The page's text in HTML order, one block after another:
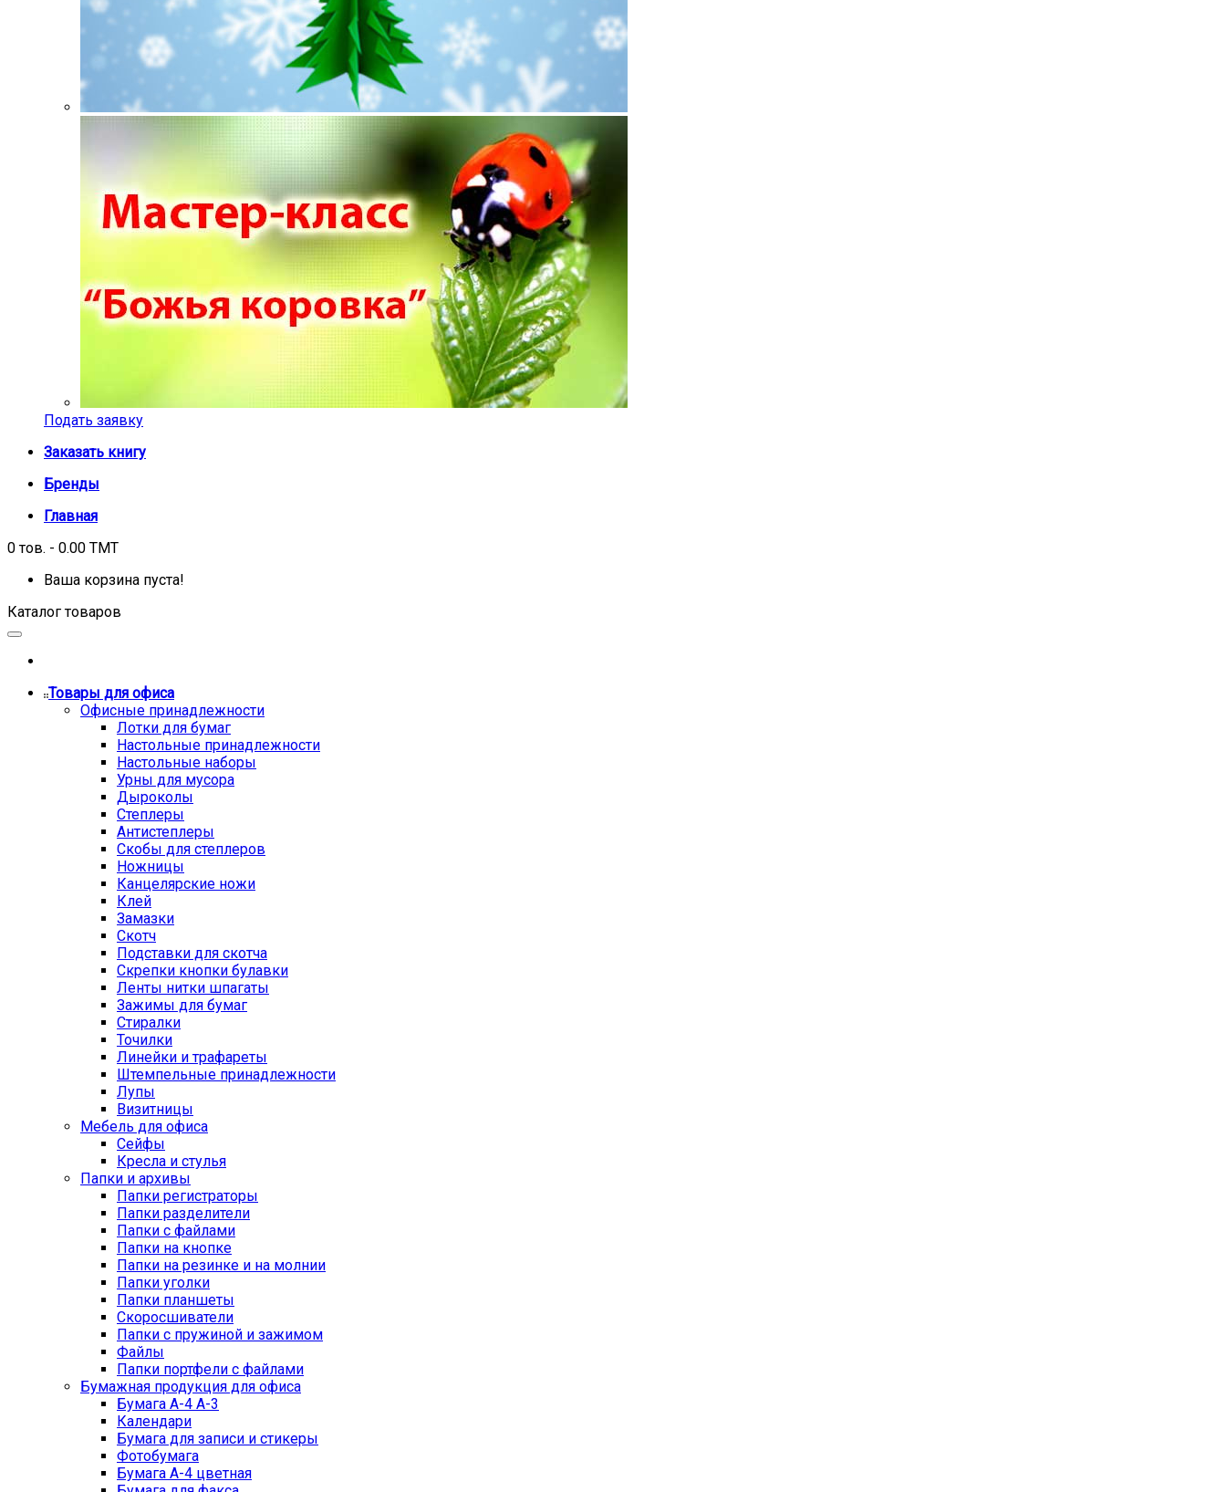
Подать заявку
Заказать книгу
Бренды
Главная
0 тов. - 0.00 TMT
Ваша корзина пуста!
Каталог товаров
Товары для офиса
Офисные принадлежности
Лотки для бумаг
Настольные принадлежности
Настольные наборы
Урны для мусора
Дыроколы
Степлеры
Антистеплеры
Скобы для степлеров
Ножницы
Канцелярские ножи
Клей
Замазки
Скотч
Подставки для скотча
Скрепки кнопки булавки
Ленты нитки шпагаты
Зажимы для бумаг
Стиралки
Точилки
Линейки и трафареты
Штемпельные принадлежности
Лупы
Визитницы
Мебель для офиса
Сейфы
Кресла и стулья
Папки и архивы
Папки регистраторы
Папки разделители
Папки с файлами
Папки на кнопке
Папки на резинке и на молнии
Папки уголки
Папки планшеты
Скоросшиватели
Папки с пружиной и зажимом
Файлы
Папки портфели с файлами
Бумажная продукция для офиса
Бумага А-4 А-3
Календари
Бумага для записи и стикеры
Фотобумага
Бумага А-4 цветная